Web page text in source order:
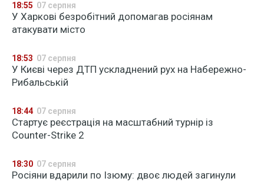
18:55 07 серпня
У Харкові безробітний допомагав росіянам
атакувати місто
18:53 07 серпня
У Києві через ДТП ускладнений рух на Набережно-
Рибальській
18:44 07 серпня
Стартує реєстрація на масштабний турнір із
Counter-Strike 2
18:30 07 серпня
Росіяни вдарили по Ізюму: двоє людей загинули